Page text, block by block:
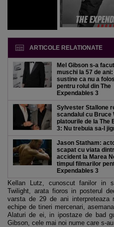
ARTICOLE RELATIONATE
Mel Gibson s-a
muschi la 57 de ani:
sustine ca nu a
pentru rolul din The
Expendables 3
Sylvester Stallone
scandalul cu Bruce
platourile de la The
3: Nu trebuia sa-l
Jason Statham:
scapat cu viata
accident la Marea
timpul filmarilor
Expendables 3
Kellan Lutz, cunoscut fanilor in
Twilight, arata fioros in posterul
varsta de 29 de ani interpreteaza
echipe de tineri mercenari,
Alaturi de ei, in ipostaze de bad
Gibson, cele mai noi nume care s-